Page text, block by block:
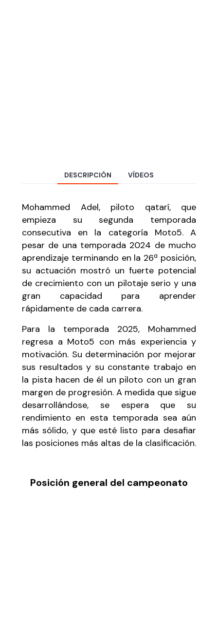
DESCRIPCIÓN VÍDEOS
Mohammed Adel, piloto qatarí, que
empieza su segunda temporada
consecutiva en la categoría Moto5. A
pesar de una temporada 2024 de mucho
aprendizaje terminando en la 26ª posición,
su actuación mostró un fuerte potencial
de crecimiento con un pilotaje serio y una
gran capacidad para aprender
rápidamente de cada carrera.
Para la temporada 2025, Mohammed
regresa a Moto5 con más experiencia y
motivación. Su determinación por mejorar
sus resultados y su constante trabajo en
la pista hacen de él un piloto con un gran
margen de progresión. A medida que sigue
desarrollándose, se espera que su
rendimiento en esta temporada sea aún
más sólido, y que esté listo para desafiar
las posiciones más altas de la clasificación.
Posición general del campeonato